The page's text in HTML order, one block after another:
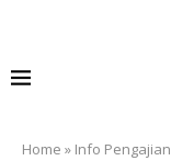
Home » Info Pengajian